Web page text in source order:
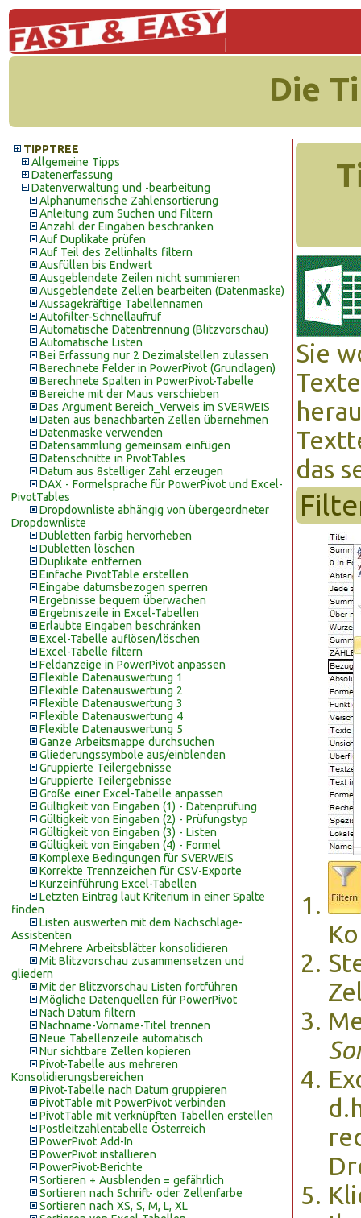
Die
TIPPTREE
Allgemeine Tipps
Datenerfassung
Datenverwaltung und -bearbeitung
Alphanumerische Zahlensortierung
Anleitung zum Suchen und Filtern
Anzahl der Eingaben beschränken
Auf Duplikate prüfen
Auf Teil des Zellinhalts filtern
Ausfüllen bis Endwert
Ausgeblendete Zeilen nicht summieren
Ausgeblendete Zellen bearbeiten (Datenmaske)
Aussagekräftige Tabellennamen
Autofilter-Schnellaufruf
Automatische Datentrennung (Blitzvorschau)
Automatische Listen
Bei Erfassung nur 2 Dezimalstellen zulassen
Berechnete Felder in PowerPivot (Grundlagen)
Berechnete Spalten in PowerPivot-Tabelle
Bereiche mit der Maus verschieben
Das Argument Bereich_Verweis im SVERWEIS
Daten aus benachbarten Zellen übernehmen
Datenmaske verwenden
Datensammlung gemeinsam einfügen
Datenschnitte in PivotTables
Datum aus 8stelliger Zahl erzeugen
DAX - Formelsprache für PowerPivot und Excel-
PivotTables
Dropdownliste abhängig von übergeordneter
Dropdownliste
Dubletten farbig hervorheben
Dubletten löschen
Duplikate entfernen
Einfache PivotTable erstellen
Eingabe datumsbezogen sperren
Ergebnisse bequem überwachen
Ergebniszeile in Excel-Tabellen
Erlaubte Eingaben beschränken
Excel-Tabelle auflösen/löschen
Excel-Tabelle filtern
Feldanzeige in PowerPivot anpassen
Flexible Datenauswertung 1
Flexible Datenauswertung 2
Flexible Datenauswertung 3
Flexible Datenauswertung 4
Flexible Datenauswertung 5
Ganze Arbeitsmappe durchsuchen
Gliederungssymbole aus/einblenden
Gruppierte Teilergebnisse
Gruppierte Teilergebnisse
Größe einer Excel-Tabelle anpassen
Gültigkeit von Eingaben (1) - Datenprüfung
Gültigkeit von Eingaben (2) - Prüfungstyp
Gültigkeit von Eingaben (3) - Listen
Gültigkeit von Eingaben (4) - Formel
Komplexe Bedingungen für SVERWEIS
Korrekte Trennzeichen für CSV-Exporte
Kurzeinführung Excel-Tabellen
Letzten Eintrag laut Kriterium in einer Spalte
finden
Listen auswerten mit dem Nachschlage-
Assistenten
Mehrere Arbeitsblätter konsolidieren
Mit Blitzvorschau zusammensetzen und
gliedern
Mit der Blitzvorschau Listen fortführen
Mögliche Datenquellen für PowerPivot
Nach Datum filtern
Nachname-Vorname-Titel trennen
Neue Tabellenzeile automatisch
Nur sichtbare Zellen kopieren
Pivot-Tabelle aus mehreren
Konsolidierungsbereichen
Pivot-Tabelle nach Datum gruppieren
PivotTable mit PowerPivot verbinden
PivotTable mit verknüpften Tabellen erstellen
Postleitzahlentabelle Österreich
PowerPivot Add-In
PowerPivot installieren
PowerPivot-Berichte
Sortieren + Ausblenden = gefährlich
Sortieren nach Schrift- oder Zellenfarbe
Sortieren nach XS, S, M, L, XL
Sie
das